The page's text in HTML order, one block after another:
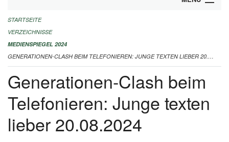
INFOS ZUM ED-MEDIENSPIEGEL
IMPRESSUM
STARTSEITE
VERZEICHNISSE
MEDIENSPIEGEL 2024
GENERATIONEN-CLASH BEIM TELEFONIEREN: JUNGE TEXTEN LIEBER 20.08.2024
Generationen-Clash beim
Telefonieren: Junge texten
lieber 20.08.2024